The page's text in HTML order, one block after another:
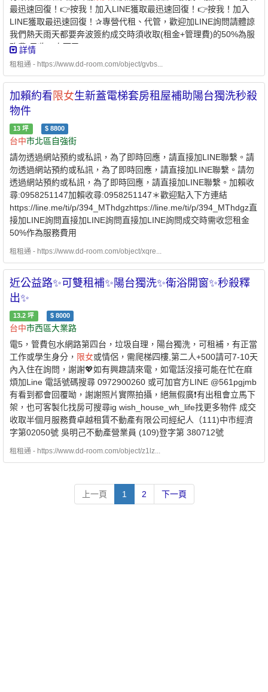
最迅速回復！👉按我！加入LINE獲取最迅速回復！👉按我！加入
LINE獲取最迅速回復！✰專營代租、代管，歡迎加LINE詢問請體諒
我們熱天雨天都要奔波簽約成交時須收取(租金+管理費)的50%為服
務費(只收一次而已)
詳情
租租通 - https://www.dd-room.com/object/gvbs...
加賴約看 限女生新蓋電梯套房租屋補助陽台獨洗秒殺
物件
13 坪 $ 8800
台中市北區自強街
請勿透過網站預約或私訊，為了即時回應，請直接加LINE聯繫。請
勿透過網站預約或私訊，為了即時回應，請直接加LINE聯繫。請勿
透過網站預約或私訊，為了即時回應，請直接加LINE聯繫。加賴收
尋:0958251147加賴收尋:0958251147＊歡迎點入下方連結
https://line.me/ti/p/394_MThdgzhttps://line.me/ti/p/394_MThdgz直
接加LINE詢問直接加LINE詢問直接加LINE詢問成交時需收您租金
50%作為服務費用
租租通 - https://www.dd-room.com/object/xqre...
近公益路✨可雙租補✨陽台獨洗✨衛浴開窗✨秒殺釋
出✨
13.2 坪 $ 8000
台中市西區大業路
電5，管費包水網路第四台，垃圾自理，陽台獨洗，可租補，有正當
工作或學生身分， 限女或情侶，需爬梯四樓,第二人+500請可7-10天
內入住在詢問，謝謝💖如有興趣請來電，如電話沒接可能在忙在麻
煩加Line 電話號碼搜尋 0972900260 或可加官方LINE @561pgjmb
有看到都會回覆呦，謝謝照片實際拍攝，絕無假廣❗有出租會立馬下
架，也可客製化找房可搜尋ig wish_house_wh_life找更多物件 成交
收取半個月服務費卓越租賃不動產有限公司經紀人（111)中市經濟
字第02050號 吳明己不動產營業員 (109)登字第 380712號
租租通 - https://www.dd-room.com/object/z1lz...
上一頁 1 2 下一頁